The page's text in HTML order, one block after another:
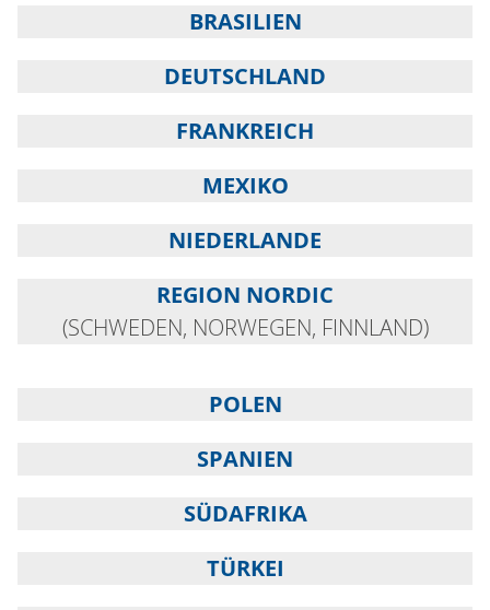
BRASILIEN
DEUTSCHLAND
FRANKREICH
MEXIKO
NIEDERLANDE
REGION NORDIC
(SCHWEDEN, NORWEGEN, FINNLAND)
POLEN
SPANIEN
SÜDAFRIKA
TÜRKEI